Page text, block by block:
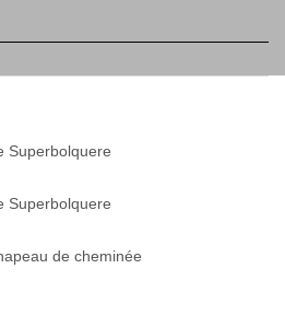
Superbolquere
Superbolquere
de cheminée